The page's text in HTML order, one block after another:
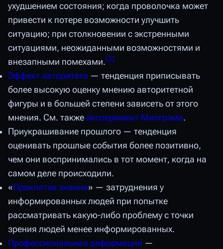
ухудшением состояния; когда проволочка может
привести к потере возможности улучшить
ситуацию; при столкновении с экстренными
ситуациями, неожиданными возможностями и
внезапными помехами.[3]
Эффект авторитета — тенденция приписывать
более высокую оценку мнению авторитетной
фигуры и в большей степени зависеть от этого
мнения. См. также эксперимент Милгрэма.
Приукрашивание прошлого — тенденция
оценивать прошлые события более позитивно,
чем они воспринимались в тот момент, когда на
самом деле происходили.
«Проклятие знания» — затруднения у
информированных людей при попытке
рассматривать какую-либо проблему с точки
зрения людей менее информированных.
Профессиональная деформация —